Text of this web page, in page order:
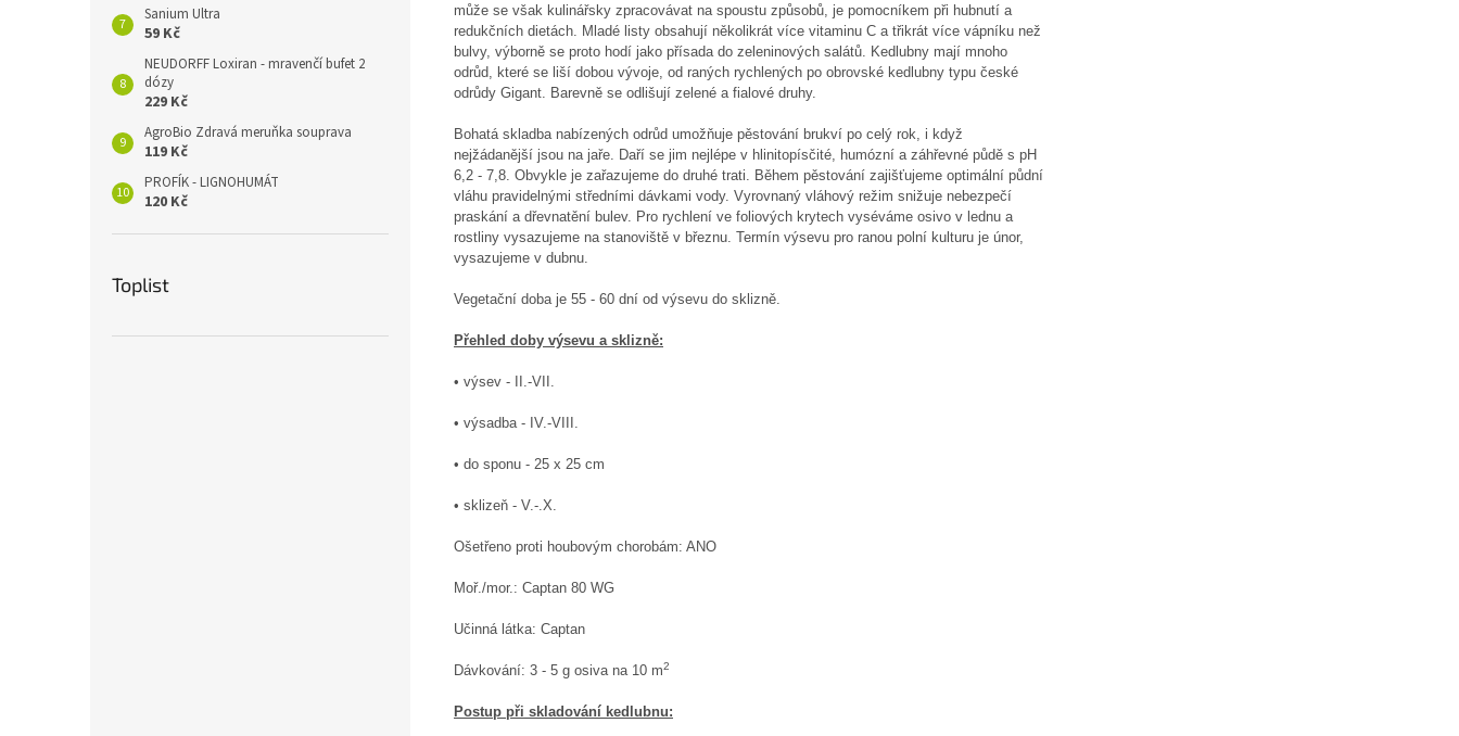
Sanium Ultra
59 Kč
NEUDORFF Loxiran - mravenčí bufet 2
dózy
229 Kč
AgroBio Zdravá meruňka souprava
119 Kč
PROFÍK - LIGNOHUMÁT
120 Kč
Toplist
může se však kulinářsky zpracovávat na spoustu způsobů, je pomocníkem při hubnutí a
redukčních dietách. Mladé listy obsahují několikrát více vitaminu C a třikrát více vápníku než
bulvy, výborně se proto hodí jako přísada do zeleninových salátů. Kedlubny mají mnoho
odrůd, které se liší dobou vývoje, od raných rychlených po obrovské kedlubny typu české
odrůdy Gigant. Barevně se odlišují zelené a fialové druhy.
Bohatá skladba nabízených odrůd umožňuje pěstování brukví po celý rok, i když
nejžádanější jsou na jaře. Daří se jim nejlépe v hlinitopísčité, humózní a záhřevné půdě s pH
6,2 - 7,8. Obvykle je zařazujeme do druhé trati. Během pěstování zajišťujeme optimální půdní
vláhu pravidelnými středními dávkami vody. Vyrovnaný vláhový režim snižuje nebezpečí
praskání a dřevnatění bulev. Pro rychlení ve foliových krytech vyséváme osivo v lednu a
rostliny vysazujeme na stanoviště v březnu. Termín výsevu pro ranou polní kulturu je únor,
vysazujeme v dubnu.
Vegetační doba je 55 - 60 dní od výsevu do sklizně.
Přehled doby výsevu a sklizně:
• výsev - II.-VII.
• výsadba - IV.-VIII.
• do sponu - 25 x 25 cm
• sklizeň - V.-.X.
Ošetřeno proti houbovým chorobám: ANO
Moř./mor.: Captan 80 WG
Učinná látka: Captan
Dávkování: 3 - 5 g osiva na 10 m2
Postup při skladování kedlubnu: